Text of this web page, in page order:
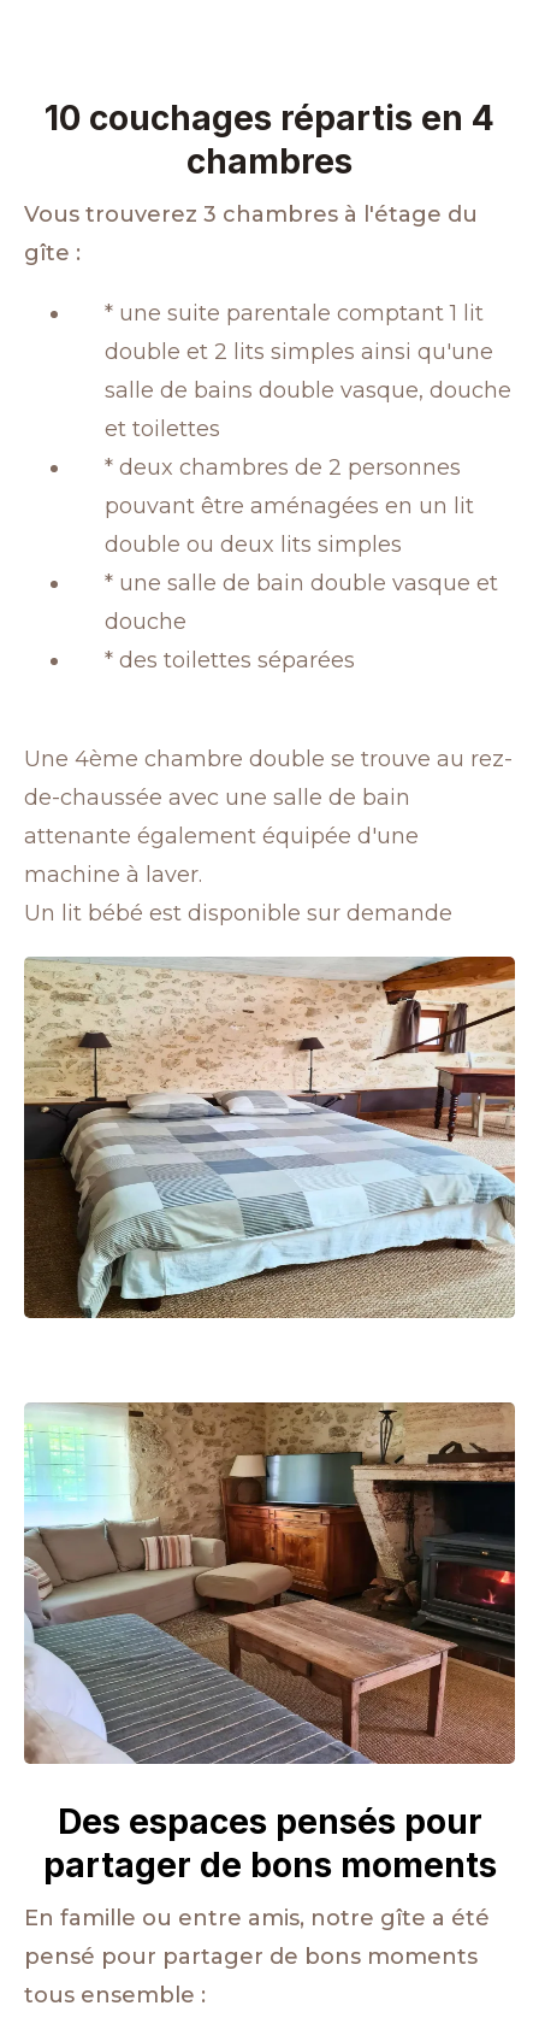
10 couchages répartis en 4
chambres
Vous trouverez 3 chambres à l'étage du
gîte :
* une suite parentale comptant 1 lit
double et 2 lits simples ainsi qu'une
salle de bains double vasque, douche
et toilettes
* deux chambres de 2 personnes
pouvant être aménagées en un lit
double ou deux lits simples
* une salle de bain double vasque et
douche
* des toilettes séparées
Une 4ème chambre double se trouve au rez-
de-chaussée avec une salle de bain
attenante également équipée d'une
machine à laver.
Un lit bébé est disponible sur demande
Des espaces pensés pour
partager de bons moments
En famille ou entre amis, notre gîte a été
pensé pour partager de bons moments
tous ensemble :